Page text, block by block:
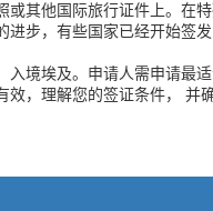
或其他国际旅行证件上。在
进步，有些国家已经开始签
境埃及。申请人需申请最适
，理解您的签证条件， 并